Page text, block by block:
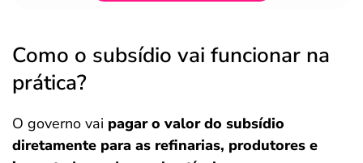
Como o subsídio vai funcionar na
prática?
O governo vai pagar o valor do subsídio
diretamente para as refinarias, produtores e